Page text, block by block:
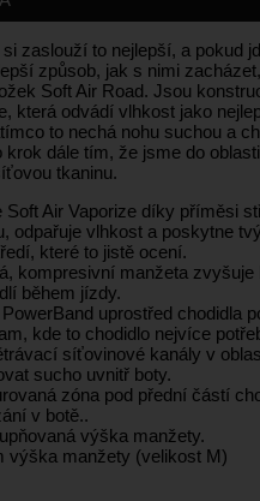
zaslouží to nejlepší, a pokud
způsob, jak s nimi
Soft Air Road. Jsou
která odvádí vlhkost jako
to nechá nohu suchou a
krok dále tím, že jsme do
tkaninu.
Soft Air Vaporize díky příměsi
odpařuje vlhkost a poskytne
které to jistě ocení.
kompresivní manžeta zvyšuje
během jízdy.
uprostřed chodidla
kde to chodidlo nejvíce
síťovinové kanály v
sucho uvnitř boty.
zóna pod přední částí
v botě..
výška manžety.
výška manžety (velikost M)